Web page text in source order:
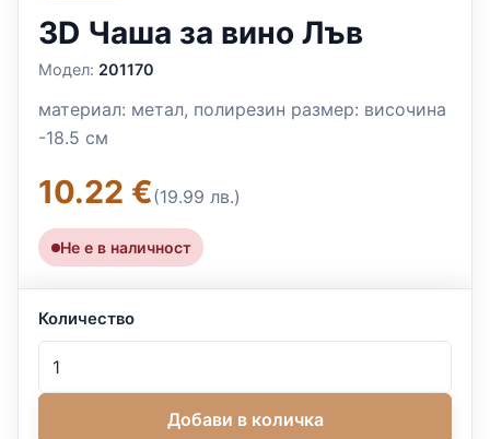
3D Чаша за вино Лъв
Модел: 201170
материал: метал, полирезин размер: височина
-18.5 см
10.22 €(19.99 лв.)
Не е в наличност
Количество
Добави в количка